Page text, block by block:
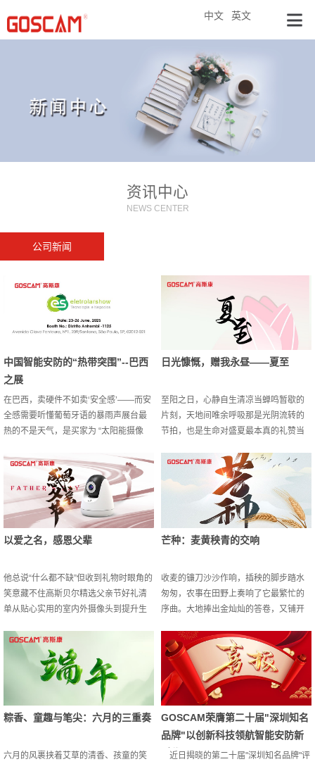
英文
中文
资讯中心
NEWS CENTER
公司新闻
中国智能安防的“热带突围”--巴西
之展
在巴西，卖硬件不如卖‘安全感’——而安
全感需要听懂葡萄牙语的暴雨声展台最
热的不是天气，是买家为 “太阳能摄像
公司参展巴西圣保罗国际消费类电子及
家用电器产品展览会展会期间以室外太
阳能摄像头，AI智能摄像头以及门锁最
为火爆如有需要联系我们可了解更多展
会资讯以及详情哦E-mail:
sales@goscam.com 用科技服务大众，
日光慷慨，赠我永昼——夏至
至阳之日，心静自生清凉当蝉鸣暂歇的
片刻，天地间唯余呼吸那是光阴流转的
节拍，也是生命对盛夏最本真的礼赞当
窗感受那灼热的风聆听千年未绝的蝉鸣
夏至提醒我们：万物荣极之时，亦在孕
育新生 而生命最绚烂的姿态恰是在骄阳
下舒展枝叶在骤雨中挺拔脊梁不负这漫
长白昼赠与的每一寸光阴。在这美好的
时刻，不得不给高斯贝尔的粉丝们安利
以爱之名，感恩父辈
他总说“什么都不缺”但收到礼物时眼角的
笑意藏不住高斯贝尔精选父亲节好礼清
单从贴心实用的室内外摄像头到提升生
动他的心T5846JEB是一款AI智能摄像机
不仅可以哭声检测自动播放音乐安抚也
可以遮脸检测手机信息通知监护人员最
最最重要的是老人跌倒报警现在很多家
庭都是老人帮带娃年轻人在外打拼的时
候其实除了想了解宝宝的情况外也是很
是只能产品...
芒种：麦黄秧青的交响
收麦的镰刀沙沙作响，插秧的脚步踏水
匆匆，农事在田野上奏响了它最繁忙的
序曲。大地捧出金灿灿的答卷，又铺开
时间指挥家它挥舞着无形的指挥棒催促
万物在成熟与新生之间奋力竞逐当我们
凝望麦穗低垂、秧苗轻漾便是在阅读土
地以生命书写的启示录：人生之忙非为
疲于奔命恰是生命对时序庄严的应和每
一次俯首耕耘都在为下一次昂首收获埋
下伏笔 当我们的脚步也踏着季节的鼓点
前行那在光阴里种下的终将...
粽香、童趣与笔尖：六月的三重奏
六月的风裹挟着艾草的清香、孩童的笑
GOSCAM荣膺第二十届"深圳知名
品牌"以创新科技领航智能安防新
时代
近日揭晓的第二十届"深圳知名品牌"评